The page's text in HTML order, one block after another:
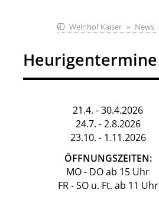
Weinhof Kaiser News
Heurigentermine
21.4. - 30.4.2026
24.7. - 2.8.2026
23.10. - 1.11.2026
ÖFFNUNGSZEITEN:
MO - DO ab 15 Uhr
FR - SO u. Ft. ab 11 Uhr